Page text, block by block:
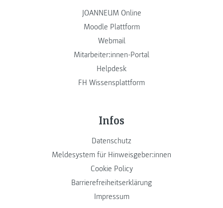
JOANNEUM Online
Moodle Plattform
Webmail
Mitarbeiter:innen-Portal
Helpdesk
FH Wissensplattform
Infos
Datenschutz
Meldesystem für Hinweisgeber:innen
Cookie Policy
Barrierefreiheitserklärung
Impressum